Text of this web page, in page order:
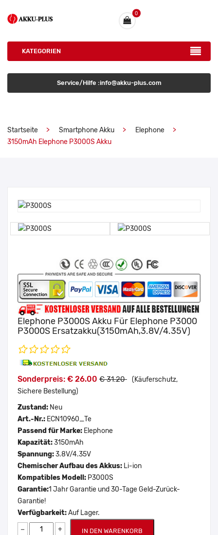
0
KATEGORIEN
Service/Hilfe :info@akku-plus.com
Startseite Smartphone Akku
Elephone
3150mAh Elephone P3000S Akku
Elephone P3000S Akku Für Elephone P3000
P3000S Ersatzakku(3150mAh,3.8V/4.35V)
Sonderpreis: € 26.00 € 31.20 (Käuferschutz,
Sichere Bestellung)
Zustand: Neu
Art.-Nr.: ECN10960_Te
Passend für Marke: Elephone
Kapazität:3150mAh
Spannung:3.8V/4.35V
Chemischer Aufbau des Akkus: Li-ion
Kompatibles Modell: P3000S
Garantie:1 Jahr Garantie und 30-Tage Geld-Zurück-
Garantie!
Verfügbarkeit:Auf Lager.
− + IN DEN WARENKORB